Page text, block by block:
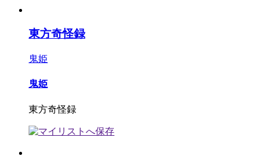
東方奇怪録
鬼姫
鬼姫
東方奇怪録